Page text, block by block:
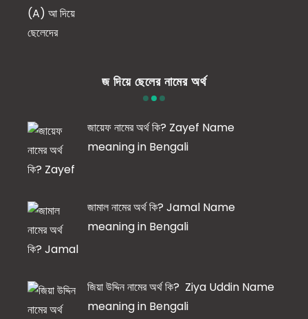
জ দিয়ে ছেলের নামের অর্থ
জায়েফ নামের অর্থ কি? Zayef Name
meaning in Bengali
জামাল নামের অর্থ কি? Jamal Name
meaning in Bengali
জিয়া উদ্দিন নামের অর্থ কি? Ziya Uddin Name
meaning in Bengali